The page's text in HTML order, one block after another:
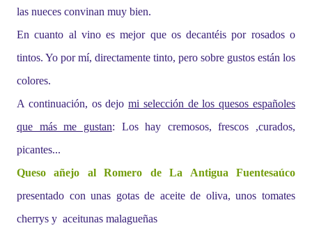
las nueces convinan muy bien.
En cuanto al vino es mejor que os decantéis por rosados o
tintos. Yo por mí, directamente tinto, pero sobre gustos están los
colores.
A continuación, os dejomi selección de los quesos españoles
que más me gustan: Los hay cremosos, frescos ,curados,
picantes...
Queso añejo al Romero de La Antigua Fuentesaúco
presentado con unas gotas de aceite de oliva, unos tomates
cherrys y aceitunas malagueñas